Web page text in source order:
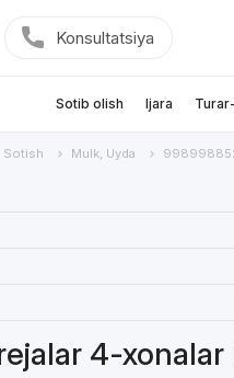
Konsultatsiya
Sotib olish Ijara
Sotish Mulk, Uyda
4-xonalar